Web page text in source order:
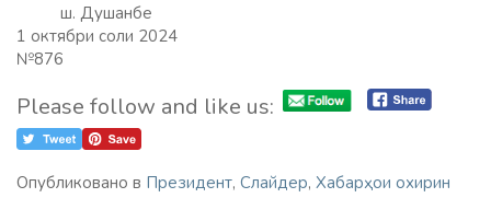
ш. Душанбе
1 октябри соли 2024
№876
Please follow and like us:
Опубликовано в Президент, Слайдер, Хабарҳои охирин